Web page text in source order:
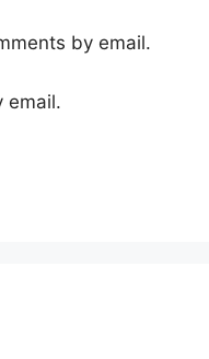
by email.
email.